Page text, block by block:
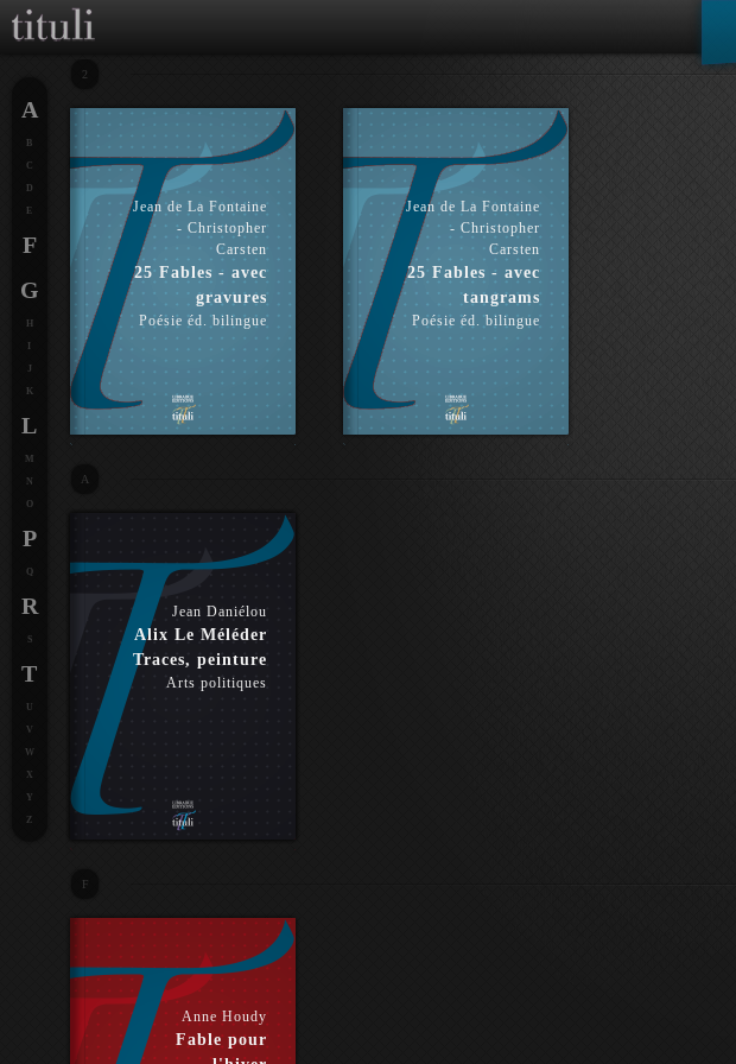
2
Jean de La Fontaine
- Christopher
Carsten
25 Fables - avec
gravures
Poésie éd. bilingue
Jean de La Fontaine
- Christopher
Carsten
25 Fables - avec
tangrams
Poésie éd. bilingue
A
Jean Daniélou
Alix Le Méléder
Traces, peinture
Arts politiques
F
Anne Houdy
Fable pour
A
B
C
D
E
F
G
J
K
L
M
N
O
P
Q
R
S
T
U
V
W
X
Y
Z